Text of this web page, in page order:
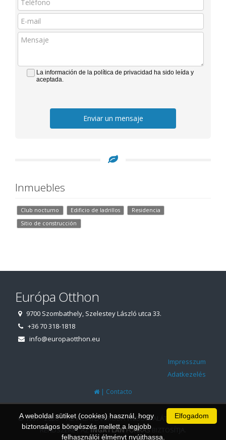
La información de la política de privacidad ha sido leída y
aceptada.
Enviar un mensaje
Inmuebles
Club nocturno Edificio de ladrillos
Residencia
Sitio de construcción
Európa Otthon
9700 Szombathely, Szelestey László utca 33.
+36 70 318-1818
info@europaotthon.eu
Impresszum
Adatkezelés
| Contacto
© 1997 - 2026 AZ INGATLANIRODA WEBOLDALÁT ÉS ÜGYVITELI
RENDSZERÉT AZINGATLANFORRÁSBIZTOSÍTJA.
Elfogadom
A weboldal sütiket (cookies) használ, hogy
biztonságos böngészés mellett a legjobb
felhasználói élményt nyújthassa.